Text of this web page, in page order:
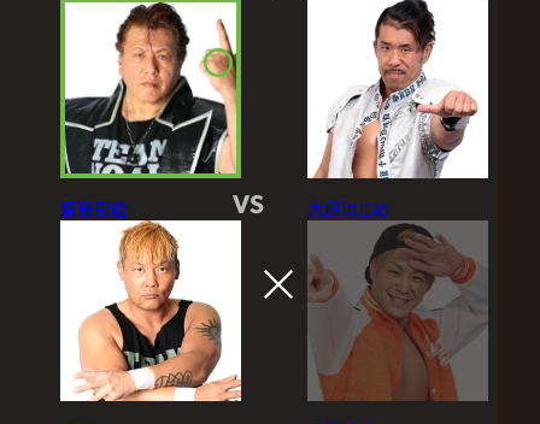
齋藤彰俊 VS 大原はじめ